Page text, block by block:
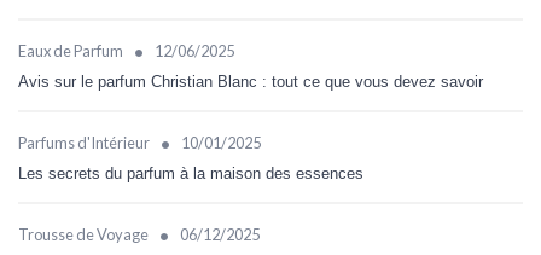
Eaux de Parfum • 12/06/2025
Avis sur le parfum Christian Blanc : tout ce que vous devez savoir
Parfums d'Intérieur • 10/01/2025
Les secrets du parfum à la maison des essences
Trousse de Voyage • 06/12/2025